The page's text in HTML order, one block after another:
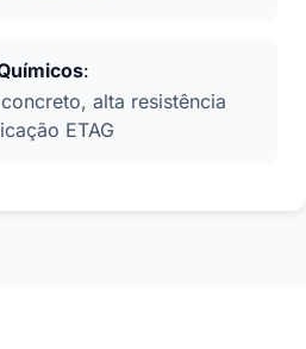
:
alta resistência
ETAG